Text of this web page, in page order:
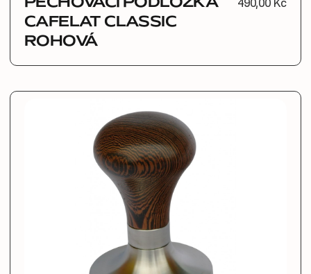
PĚCHOVACÍ PODLOŽKA
CAFELAT CLASSIC
ROHOVÁ
490,00 Kč